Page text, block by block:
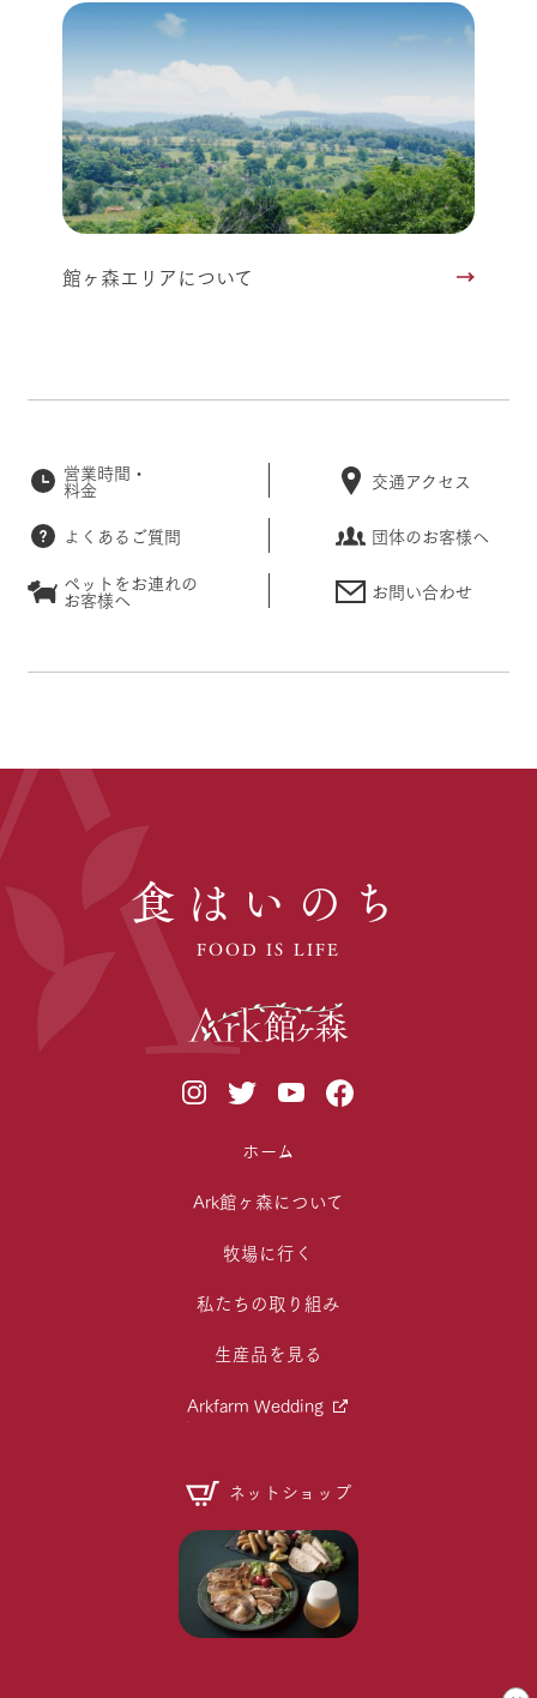
館ヶ森エリアについて
営業時間・
料金 交通アクセス
よくあるご質問
団体のお客様へ
ペットをお連れの
お客様へ お問い合わせ
食はいのち
FOOD IS LIFE
ホーム
Ark館ヶ森について
牧場に行く
私たちの取り組み
生産品を見る
Arkfarm Wedding
ネットショップ